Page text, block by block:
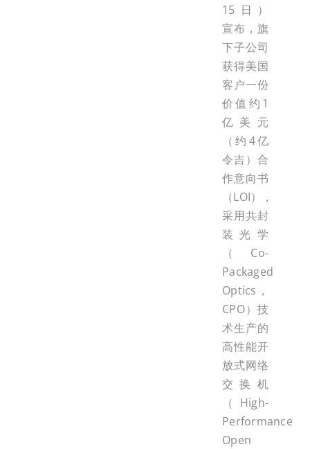
15日）
宣布，旗
下子公司
获得美国
客户一份
价值约1
亿美元
（约4亿
令吉）合
作意向书
（LOI），
采用共封
装光学
（Co-
Packaged
Optics，
CPO）技
术生产的
高性能开
放式网络
交换机
（High-
Performance
Open